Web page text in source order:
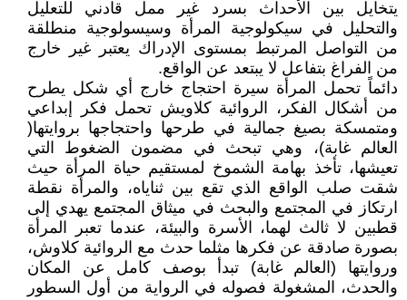
يتخايل بين الأحداث بسرد غير ممل قادني للتعليل
والتحليل في سيكولوجية المرأة وسيسولوجية منطلقة
من التواصل المرتبط بمستوى الإدراك يعتبر غير خارج
من الفراغ بتفاعل لا يبتعد عن الواقع.
دائماً تحمل المرأة سيرة احتجاج خارج أي شكل يطرح
من أشكال الفكر، الروائية كلاويش تحمل فكر إبداعي
ومتمسكة بصيغ جمالية في طرحها واحتجاجها بروايتها(
العالم غابة)، وهي تبحث في مضمون الضغوط التي
تعيشها، تأخذ بهامة الشموخ لمستقيم حياة المرأة حيث
شقت صلب الواقع الذي تقع بين ثناياه، والمرأة نقطة
ارتكاز في المجتمع والبحث في ميثاق المجتمع يهدي إلى
قطبين لا ثالث لهما، الأسرة والبيئة، عندما تعبر المرأة
بصورة صادقة عن فكرها مثلما حدث مع الروائية كلاوش،
وروايتها (العالم غابة) تبدأ بوصف كامل عن المكان
والحدث، المشغولة فصوله في الرواية من أول السطور